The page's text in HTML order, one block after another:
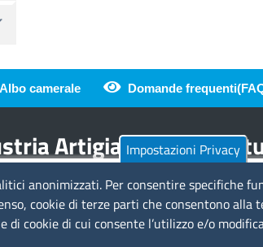
pagina
Albo camerale Domande
Artigianato
Amministrazione Trasparente
Bandi di gara
Impostazioni Privacy
anonimizzati. Per consentire specifiche
cookie di terze parti che consentono
cookie di cui consente l’utilizzo e/o